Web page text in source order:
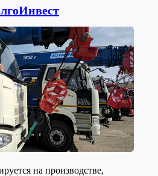
на производстве,